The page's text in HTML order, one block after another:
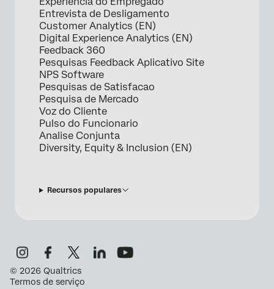
Entrevista de Desligamento
Customer Analytics (EN)
Digital Experience Analytics (EN)
Feedback 360
Pesquisas Feedback Aplicativo Site
NPS Software
Pesquisas de Satisfacao
Pesquisa de Mercado
Voz do Cliente
Pulso do Funcionario
Analise Conjunta
Diversity, Equity & Inclusion (EN)
Recursos populares
© 2026 Qualtrics
Termos de serviço